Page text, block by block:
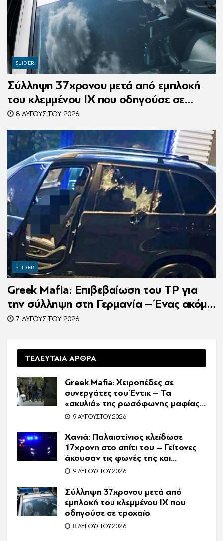
SLIDER
Σύλληψη 37χρονου μετά από εμπλοκή
του κλεμμένου ΙΧ που οδηγούσε σε
τροχαίο
8 ΑΥΓΟΎΣΤΟΥ 2026
SLIDER
Greek Mafia: Επιβεβαίωση τoυ ΤP για
την σύλληψη στη Γερμανία – Ένας ακόμη
κατηγορούμενος για τον θάνατο του
7 ΑΥΓΟΎΣΤΟΥ 2026
ΤΕΛΕΥΤΑΙΑ ΑΡΘΡΑ
Greek Mafia: Χειροπέδες σε
συνεργάτες του Έντικ – Τα
«σκυλιά» της ρωσόφωνης μαφίας,
οι εκβιασμοί και το υπερπολυτελές
9 ΑΥΓΟΎΣΤΟΥ 2026
Χανιά: Παλαιστίνιος κλείδωσε
17χρονη στο σπίτι του – Γείτονες
άκουσαν τις φωνές της και
κάλεσαν την Αστυνομία
9 ΑΥΓΟΎΣΤΟΥ 2026
Σύλληψη 37χρονου μετά από
εμπλοκή του κλεμμένου ΙΧ που
οδηγούσε σε τροχαίο
8 ΑΥΓΟΎΣΤΟΥ 2026